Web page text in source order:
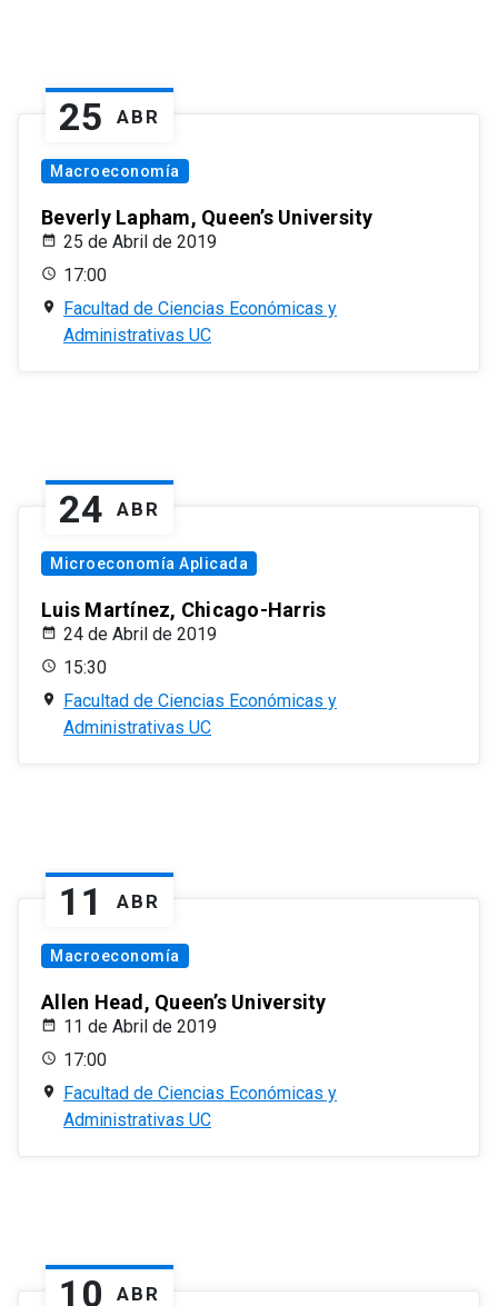
25 ABR
Macroeconomía
Beverly Lapham, Queen’s University
25 de Abril de 2019
17:00
Facultad de Ciencias Económicas y
Administrativas UC
24 ABR
Microeconomía Aplicada
Luis Martínez, Chicago-Harris
24 de Abril de 2019
15:30
Facultad de Ciencias Económicas y
Administrativas UC
11 ABR
Macroeconomía
Allen Head, Queen’s University
11 de Abril de 2019
17:00
Facultad de Ciencias Económicas y
Administrativas UC
10 ABR